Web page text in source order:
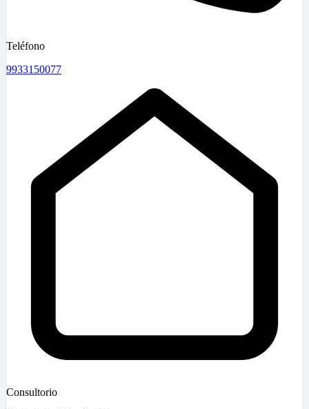
Teléfono
9933150077
Consultorio